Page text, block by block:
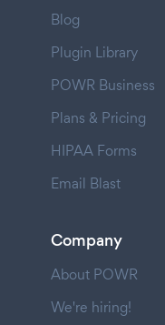
Blog
Plugin Library
POWR Business
Plans & Pricing
HIPAA Forms
Email Blast
Company
About POWR
We're hiring!